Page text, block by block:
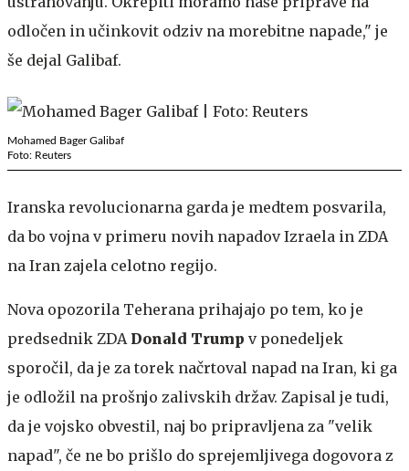
odločen in učinkovit odziv na morebitne napade," je
še dejal Galibaf.
Mohamed Bager Galibaf
Foto: Reuters
Iranska revolucionarna garda je medtem posvarila,
da bo vojna v primeru novih napadov Izraela in ZDA
na Iran zajela celotno regijo.
Nova opozorila Teherana prihajajo po tem, ko je
predsednik ZDA Donald Trump v ponedeljek
sporočil, da je za torek načrtoval napad na Iran, ki ga
je odložil na prošnjo zalivskih držav. Zapisal je tudi,
da je vojsko obvestil, naj bo pripravljena za "velik
napad", če ne bo prišlo do sprejemljivega dogovora z